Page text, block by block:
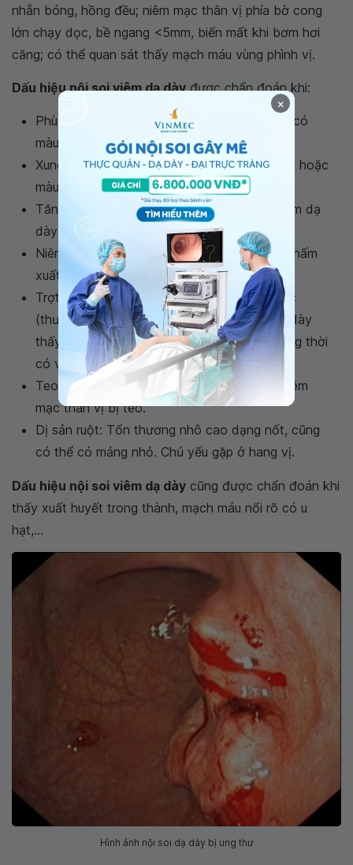
nhẵn bóng, hồng đều; niêm mạc thân vị phía bờ cong
lớn chạy dọc, bề ngang <5mm, biến mất khi bơm hơi
căng; có thể quan sát thấy mạch máu vùng phình vị.
Dấu hiệu nội soi viêm dạ dàyđược chẩn đoán khi:
Phù nề: Niêm mạc dạ dày dày lên, hơi nhạt, có
màu trắng, có thể kèm theo xuất tiết.
Xung huyết: Vùng niêm mạc có máu màu đen hoặc
màu đỏ.
Tăng xuất tiết: Tình trạng này hay gặp ở viêm dạ
dày cấp; có nhiều dịch nhầy.
Niêm mạc bở: Niêm mạc bở; xuất hiện các chấm
xuất huyết khi va chạm nhẹ.
Trợt phẳng và lồi: Có lớp trợt ở lớp niêm mạc
(thường ở hang vị hoặc thân vị); nội soi dạ dày
thấy đáy có giả mạc, bờ có xung huyết; đồng thời
có vết lồi nổi gồ cao.
Teo niêm mạc: Vùng niêm mạc mỏng, nếp niêm
mạc thân vị bị teo.
Dị sản ruột: Tổn thương nhô cao dạng nốt, cũng
có thể có mảng nhỏ. Chủ yếu gặp ở hang vị.
Dấu hiệu nội soi viêm dạ dày cũng được chẩn đoán khi
thấy xuất huyết trong thành, mạch máu nổi rõ có u
hạt,...
Hình ảnh nội soi dạ dày bị ung thư
×